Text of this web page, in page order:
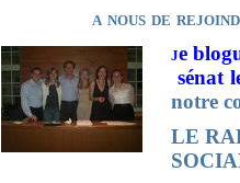
a nous de
je
sénat
notre
LE